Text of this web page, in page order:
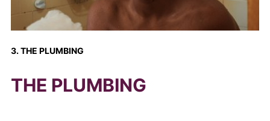
3. THE PLUMBING
THE PLUMBING